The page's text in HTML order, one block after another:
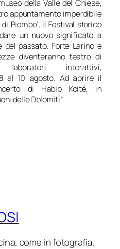
della Valle del Chiese,
appuntamento imperdibile
Piombo’, il Festival storico
un nuovo significato a
del passato. Forte Larino e
diventeranno teatro di
interattivi,
al 10 agosto. Ad aprire il
di Habib Koité, in
delle Dolomiti”.
come in fotografia,